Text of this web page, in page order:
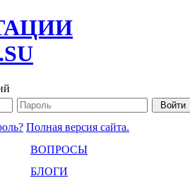
Полная версия сайта.
ВОПРОСЫ
БЛОГИ